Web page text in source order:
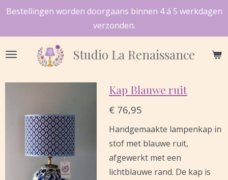
Ga
de
hoofdinhoud
Studio La Renaissance
Bestellingen worden doorgaans binnen 4 á 5 werkdagen
verzonden.
Kap Blauwe ruit
€ 76,95
Handgemaakte lampenkap in
stof met blauwe ruit,
afgewerkt met een
lichtblauwe rand. De kap is